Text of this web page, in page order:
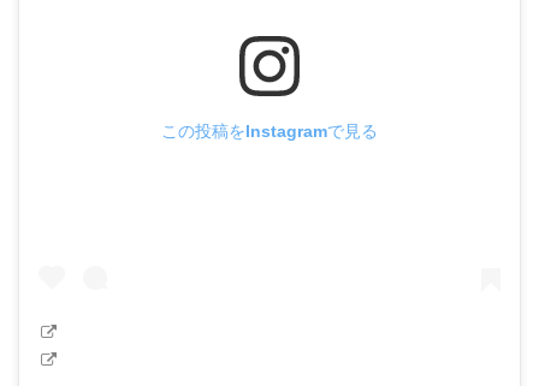
この投稿をInstagramで見る